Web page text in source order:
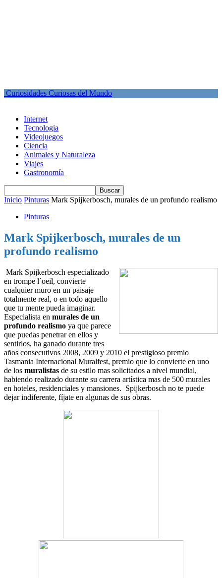
Curiosidades Curiosas del Mundo
Internet
Tecnologia
Videojuegos
Ciencia
Animales y Naturaleza
Viajes
Gastronomía
Inicio Pinturas Mark Spijkerbosch, murales de un profundo realismo
Pinturas
Mark Spijkerbosch, murales de un
profundo realismo
Mark Spijkerbosch especializado
en trompe l´oeil, convierte
cualquier muro en un paisaje
totalmente real, o en todo aquello
que tu mente pueda imaginar.
Especialista en murales de un
profundo realismo ya que parece
que puedas penetrar en ellos y
sentirlos, ha ganado durante tres
años consecutivos 2008, 2009 y 2010 el prestigioso premio
Tasmania Internacional Muralfest, premio que lo convierte en uno
de los muralistas de su estilo mas solicitados a nivel mundial,
habiendo realizado durante su carrera artística mas de 500 murales
en hoteles, residenciales y mansiones. Spijkerbosch no te puede
dejar indiferente, fíjate en algunas de sus obras.